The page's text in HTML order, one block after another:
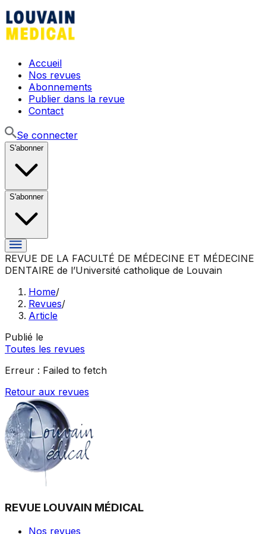
Accueil
Nos revues
Abonnements
Publier dans la revue
Contact
Se connecter
S'abonner
S'abonner
REVUE DE LA FACULTÉ DE MÉDECINE ET MÉDECINE
DENTAIRE de l’Université catholique de Louvain
Home/
Revues/
Article
Publié le
Toutes les revues
Erreur : Failed to fetch
Retour aux revues
REVUE LOUVAIN MÉDICAL
Nos revues